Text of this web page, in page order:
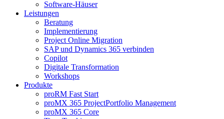
Software-Häuser
Leistungen
Beratung
Implementierung
Project Online Migration
SAP und Dynamics 365 verbinden
Copilot
Digitale Transformation
Workshops
Produkte
proRM Fast Start
proMX 365 ProjectPortfolio Management
proMX 365 Core